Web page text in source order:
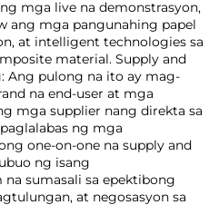
mga live na demonstrasyon,
ang mga pangunahing papel
at intelligent technologies sa
material. Supply and
Ang pulong na ito ay mag-
na end-user at mga
mga supplier nang direkta sa
ng mga
one-on-one na supply and
ng isang
sumasali sa epektibong
at negosasyon sa